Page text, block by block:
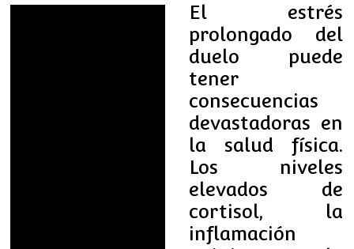
El estrés
prolongado del
duelo puede
tener
consecuencias
devastadoras en
la salud física.
Los niveles
elevados de
cortisol, la
inflamación